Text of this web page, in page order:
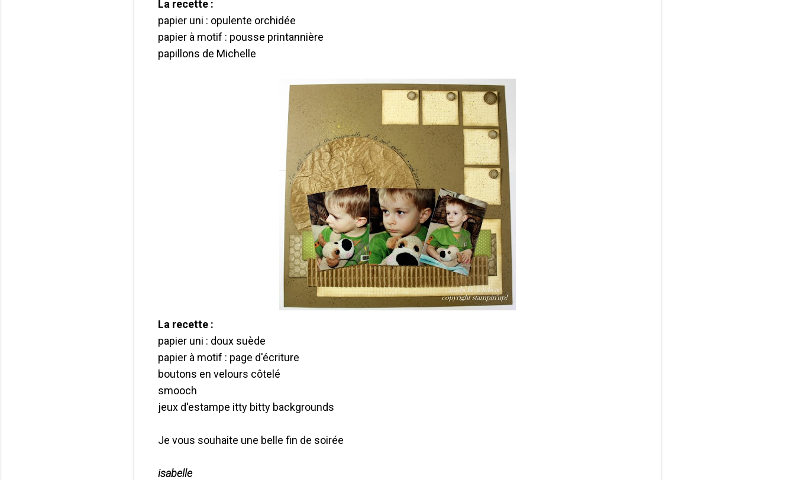
La recette :
papier uni : opulente orchidée
papier à motif : pousse printannière
papillons de Michelle
La recette :
papier uni : doux suède
papier à motif : page d'écriture
boutons en velours côtelé
smooch
jeux d'estampe itty bitty backgrounds
Je vous souhaite une belle fin de soirée
isabelle